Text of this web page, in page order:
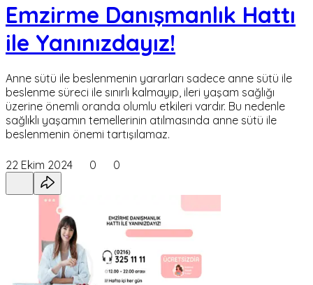
Emzirme Danışmanlık Hattı
ile Yanınızdayız!
Anne sütü ile beslenmenin yararları sadece anne sütü ile
beslenme süreci ile sınırlı kalmayıp, ileri yaşam sağlığı
üzerine önemli oranda olumlu etkileri vardır. Bu nedenle
sağlıklı yaşamın temellerinin atılmasında anne sütü ile
beslenmenin önemi tartışılamaz.
22 Ekim 2024 0 0